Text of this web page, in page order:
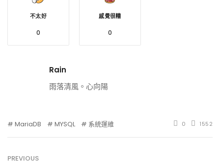
不太好
0
感覺很糟
0
Rain
雨落清風。心向陽
MariaDB MYSQL 系統運維 0 1552
PREVIOUS